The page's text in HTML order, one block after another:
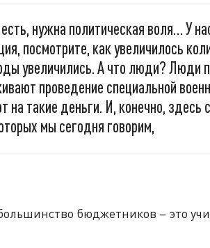
нужна политическая воля… У
посмотрите, как увеличилось
увеличились. А что люди? Люди
проведение специальной
такие деньги. И, конечно, здесь
мы сегодня говорим,
бюджетников – это